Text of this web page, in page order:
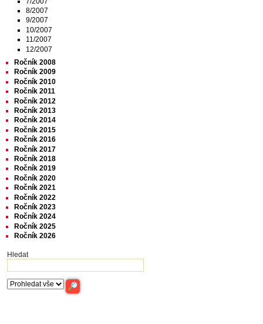
8/2007
9/2007
10/2007
11/2007
12/2007
Ročník 2008
Ročník 2009
Ročník 2010
Ročník 2011
Ročník 2012
Ročník 2013
Ročník 2014
Ročník 2015
Ročník 2016
Ročník 2017
Ročník 2018
Ročník 2019
Ročník 2020
Ročník 2021
Ročník 2022
Ročník 2023
Ročník 2024
Ročník 2025
Ročník 2026
Hledat